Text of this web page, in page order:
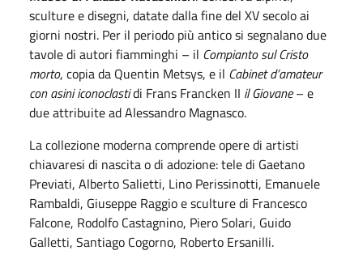
sculture e disegni, datate dalla fine del XV secolo ai
giorni nostri. Per il periodo più antico si segnalano due
tavole di autori fiamminghi – il Compianto sul Cristo
morto, copia da Quentin Metsys, e il Cabinet d’amateur
con asini iconoclastidi Frans Francken II il Giovane– e
due attribuite ad Alessandro Magnasco.
La collezione moderna comprende opere di artisti
chiavaresi di nascita o di adozione: tele di Gaetano
Previati, Alberto Salietti, Lino Perissinotti, Emanuele
Rambaldi, Giuseppe Raggio e sculture di Francesco
Falcone, Rodolfo Castagnino, Piero Solari, Guido
Galletti, Santiago Cogorno, Roberto Ersanilli.